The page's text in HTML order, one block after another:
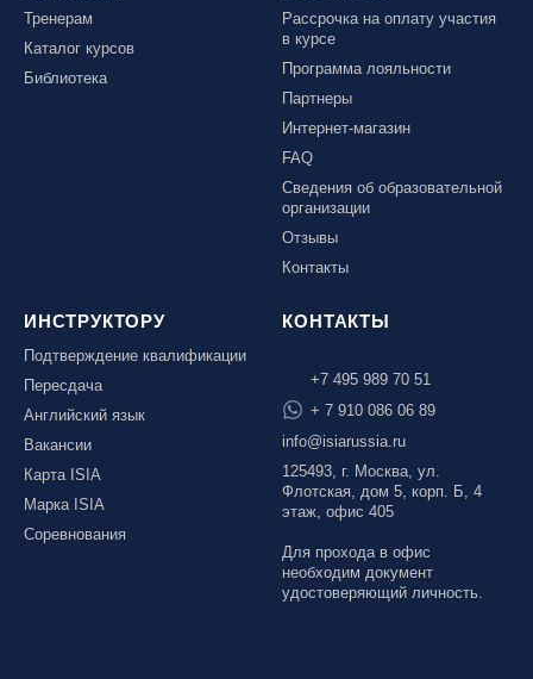
Тренерам
Каталог курсов
Библиотека
Рассрочка на оплату участия
в курсе
Программа лояльности
Партнеры
Интернет-магазин
FAQ
Сведения об образовательной
организации
Отзывы
Контакты
ИНСТРУКТОРУ
Подтверждение квалификации
Пересдача
Английский язык
Вакансии
Карта ISIA
Марка ISIA
Соревнования
КОНТАКТЫ
+7 495 989 70 51
+ 7 910 086 06 89
info@isiarussia.ru
125493, г. Москва, ул.
Флотская, дом 5, корп. Б, 4
этаж, офис 405
Для прохода в офис
необходим документ
удостоверяющий личность.